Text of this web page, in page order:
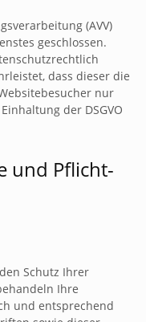
(AVV)
geschlossen.
dass dieser die
nur
der DSGVO
und Pflicht­
Schutz Ihrer
Ihre
und entsprechend